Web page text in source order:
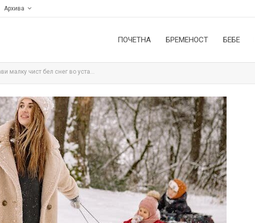
Архива
ПОЧЕТНА БРЕМЕНОСТ БЕБЕ
малку чист бел снег во уста…
НОВОСТИ